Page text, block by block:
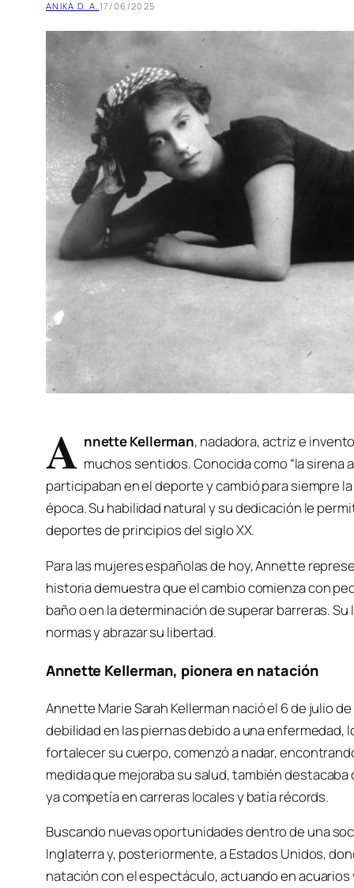
ANIKA D. A. 17/06/2025
A nnette Kellerman, nadadora, actriz e
muchos sentidos. Conocida como “la sirena
participaban en el deporte y cambió para siempre
época. Su habilidad natural y su dedicación le
deportes de principios del siglo XX.
Para las mujeres españolas de hoy, Annette
historia demuestra que el cambio comienza con
baño o en la determinación de superar barreras.
normas y abrazar su libertad.
Annette Kellerman, pionera en natación
Annette Marie Sarah Kellerman nació el 6 de julio
debilidad en las piernas debido a una enfermedad,
fortalecer su cuerpo, comenzó a nadar,
medida que mejoraba su salud, también
ya competía en carreras locales y batía récords.
Buscando nuevas oportunidades dentro de una
Inglaterra y, posteriormente, a Estados Unidos,
natación con el espectáculo, actuando en